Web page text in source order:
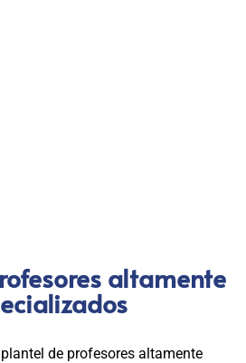
altamente
de profesores altamente